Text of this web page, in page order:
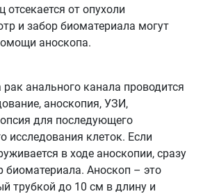
отсекается от опухоли
и забор биоматериала могут
аноскопа.
анального канала проводится
аноскопия, УЗИ,
для последующего
исследования клеток. Если
в ходе аноскопии, сразу
биоматериала. Аноскоп – это
трубкой до 10 см в длину и